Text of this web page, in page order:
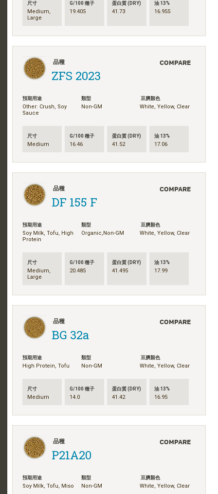
尺寸
Medium,
Large
G/100 種子
19.405
蛋白質 (DRY)
41.73
油 13%
16.955
品種
ZFS 2023
預期用途
Other: Crush, Soy
Sauce
類型
Non-GM
豆臍顏色
White, Yellow, Clear
尺寸
Medium
G/100 種子
16.46
蛋白質 (DRY)
41.52
油 13%
17.06
COMPARE
品種
DF 155 F
預期用途
Soy Milk, Tofu, High
Protein
類型
Organic,Non-GM
豆臍顏色
White, Yellow, Clear
尺寸
Medium,
Large
G/100 種子
20.485
蛋白質 (DRY)
41.495
油 13%
17.99
COMPARE
品種
BG 32a
預期用途
High Protein, Tofu
類型
Non-GM
豆臍顏色
White, Yellow, Clear
尺寸
Medium
G/100 種子
14.0
蛋白質 (DRY)
41.42
油 13%
16.95
COMPARE
品種
P21A20
預期用途
Soy Milk, Tofu, Miso
類型
Non-GM
豆臍顏色
White, Yellow, Clear
COMPARE